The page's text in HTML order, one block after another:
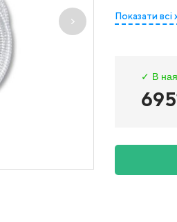
Показати
✓ В